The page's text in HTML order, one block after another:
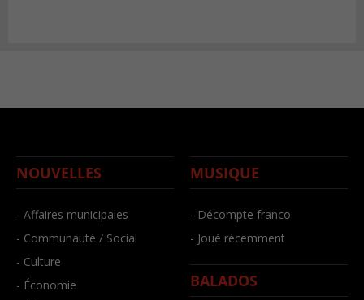
NOUVELLES
- Affaires municipales
- Communauté / Social
- Culture
- Économie
MUSIQUE
- Décompte franco
- Joué récemment
BALADOS